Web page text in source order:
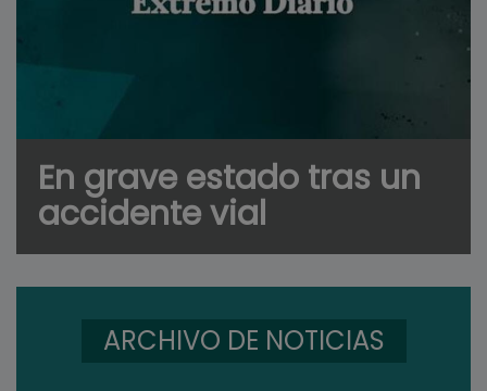
En grave estado tras un
accidente vial
ARCHIVO DE NOTICIAS